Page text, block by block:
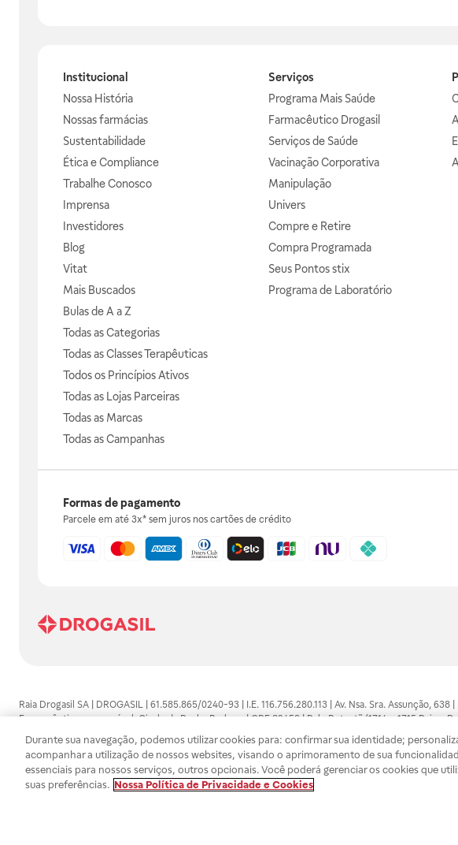
Institucional
Nossa História
Nossas farmácias
Sustentabilidade
Ética e Compliance
Trabalhe Conosco
Imprensa
Investidores
Blog
Vitat
Mais Buscados
Bulas de A a Z
Todas as Categorias
Todas as Classes Terapêuticas
Todos os Princípios Ativos
Todas as Lojas Parceiras
Todas as Marcas
Todas as Campanhas
Serviços
Programa Mais Saúde
Farmacêutico Drogasil
Serviços de Saúde
Vacinação Corporativa
Manipulação
Univers
Compre e Retire
Compra Programada
Seus Pontos stix
Programa de Laboratório
Formas de pagamento
Parcele em até 3x* sem juros nos cartões de crédito
Raia Drogasil SA | DROGASIL | 61.585.865/0240-93 | I.E. 116.756.280.113 | Av. Nsa. Sra. Assunção,
Farmacêutico responsável: Gisele da Penha Barbosa | CRF 89453 | Polo Butantã (1714 e 1715 Raia
automedicação e não substituem, em hipótese alguma, as orientações dadas pelo profissional da
persistirem os sintomas, um médico deverá ser consultado. Os preços e promoções divulgados no
SA trabalha com as tecnologias mais avançadas de proteção de dados, para que você possa
efetuados estão sujeitos à confirmação da disponibilidade de produto em nosso estoque.
Durante sua navegação, podemos utilizar cookies para: confirmar sua identidade;
acompanhar a utilização de nossos websites, visando o aprimoramento de sua
essenciais para nossos serviços, outros opcionais. Você poderá gerenciar os cookies que
suas preferências. Nossa Política de Privacidade e Cookies